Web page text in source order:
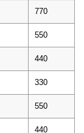
770
550
440
330
550
440